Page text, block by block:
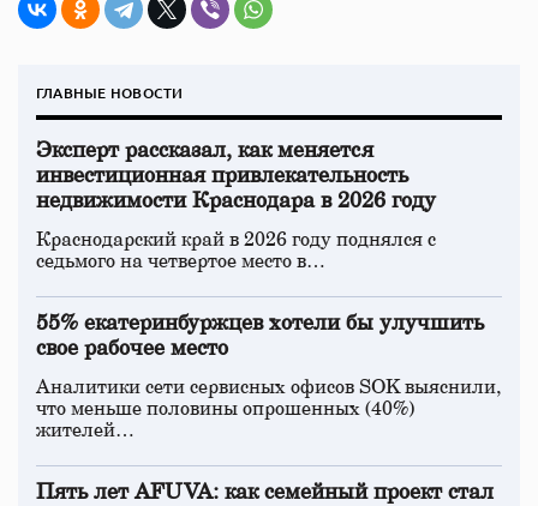
ГЛАВНЫЕ НОВОСТИ
Эксперт рассказал, как меняется
инвестиционная привлекательность
недвижимости Краснодара в 2026 году
Краснодарский край в 2026 году поднялся с
седьмого на четвертое место в…
55% екатеринбуржцев хотели бы улучшить
свое рабочее место
Аналитики сети сервисных офисов SOK выяснили,
что меньше половины опрошенных (40%)
жителей…
Пять лет AFUVA: как семейный проект стал